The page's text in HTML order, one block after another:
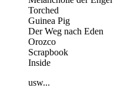
Torched
Guinea Pig
Der Weg nach Eden
Orozco
Scrapbook
Inside
usw...